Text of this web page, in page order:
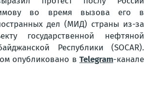
во время вызова его в
дел (МИД) страны из-за
государственной нефтяной
Республики (SOCAR).
опубликовано в Telegram-канале